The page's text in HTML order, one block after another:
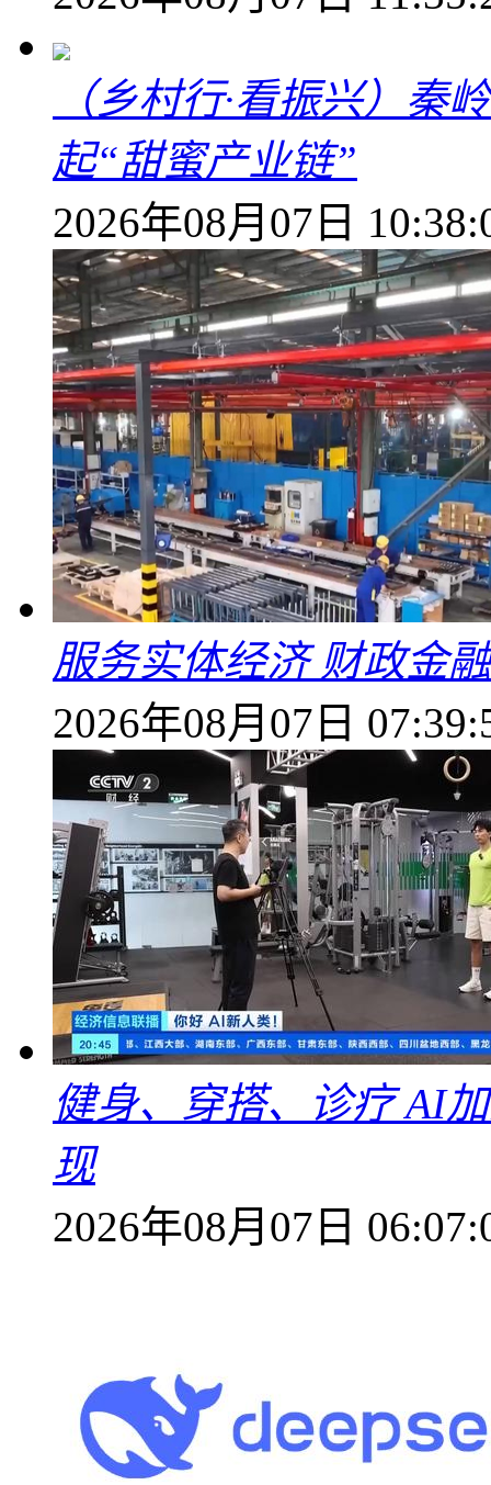
（乡村行·看振兴）秦
起“甜蜜产业链”
2026年08月07日
服务实体经济 财政金
2026年08月07日
健身、穿搭、诊疗 AI
现
2026年08月07日